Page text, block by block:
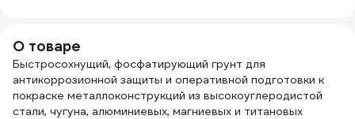
О товаре
Быстросохнущий, фосфатирующий грунт для
антикоррозионной защиты и оперативной подготовки к
покраске металлоконструкций из высокоуглеродистой
стали, чугуна, алюминиевых, магниевых и титановых